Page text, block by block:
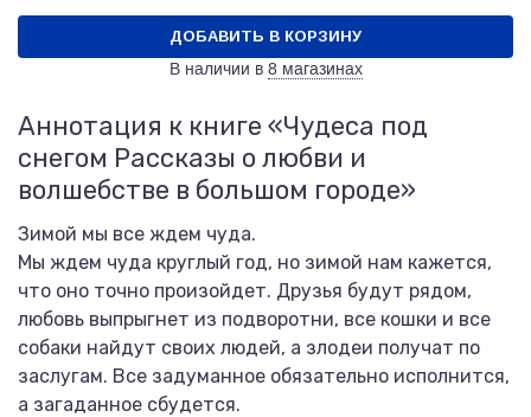
ДОБАВИТЬ В КОРЗИНУ
В наличии в 8 магазинах
Аннотация к книге «Чудеса под
снегом Рассказы о любви и
волшебстве в большом городе»
Зимой мы все ждем чуда.
Мы ждем чуда круглый год, но зимой нам кажется,
что оно точно произойдет. Друзья будут рядом,
любовь выпрыгнет из подворотни, все кошки и все
собаки найдут своих людей, а злодеи получат по
заслугам. Все задуманное обязательно исполнится,
а загаданное сбудется.